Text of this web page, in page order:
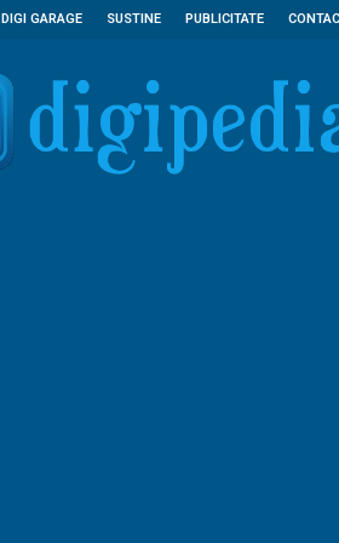
DIGI GARAGE SUSTINE PUBLICITATE